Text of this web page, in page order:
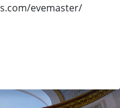
evemaster/